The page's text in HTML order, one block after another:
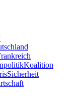
Koalition
Sicherheit